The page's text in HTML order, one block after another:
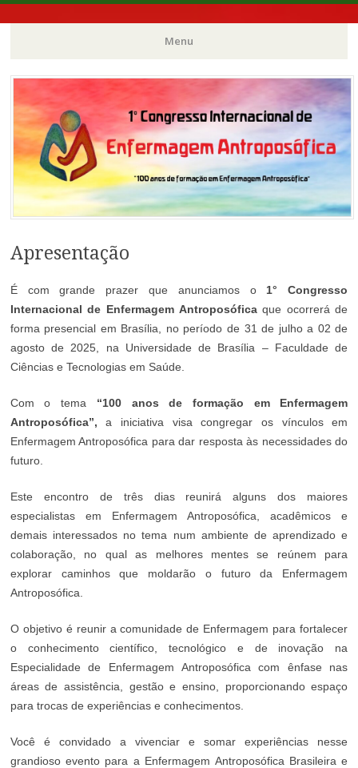
1° Congresso
Internacional de
Enfermagem
Antroposófica
Menu
Pular
para
o
conteúdo
Apresentação
É com grande prazer que anunciamos o 1° Congresso
Internacional de Enfermagem Antroposóficaque ocorrerá de
forma presencial em Brasília, no período de 31 de julho a 02 de
agosto de 2025, na Universidade de Brasília – Faculdade de
Ciências e Tecnologias em Saúde.
Com o tema “100 anos de formação em Enfermagem
Antroposófica”, a iniciativa visa congregar os vínculos em
Enfermagem Antroposófica para dar resposta às necessidades do
futuro.
Este encontro de três dias reunirá alguns dos maiores
especialistas em Enfermagem Antroposófica, acadêmicos e
demais interessados no tema num ambiente de aprendizado e
colaboração, no qual as melhores mentes se reúnem para
explorar caminhos que moldarão o futuro da Enfermagem
Antroposófica.
O objetivo é reunir a comunidade de Enfermagem para fortalecer
o conhecimento científico, tecnológico e de inovação na
Especialidade de Enfermagem Antroposófica com ênfase nas
áreas de assistência, gestão e ensino, proporcionando espaço
para trocas de experiências e conhecimentos.
Você é convidado a vivenciar e somar experiências nesse
grandioso evento para a Enfermagem Antroposófica Brasileira e